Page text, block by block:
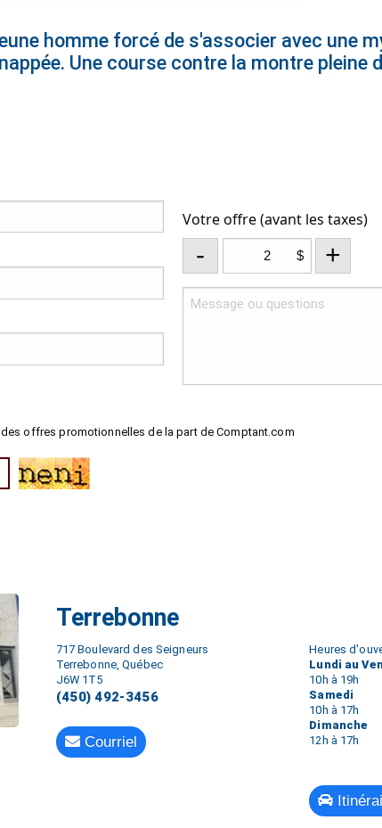
homme forcé de s'associer avec une
Une course contre la montre pleine
Votre offre (avant les taxes)
- $ +
offres promotionnelles de la part de Comptant.com
Terrebonne
717 Boulevard des Seigneurs
Terrebonne, Québec
J6W 1T5
(450) 492-3456
Courriel
Heures
Lundi au
10h à 19h
Samedi
10h à 17h
Dimanche
12h à 17h